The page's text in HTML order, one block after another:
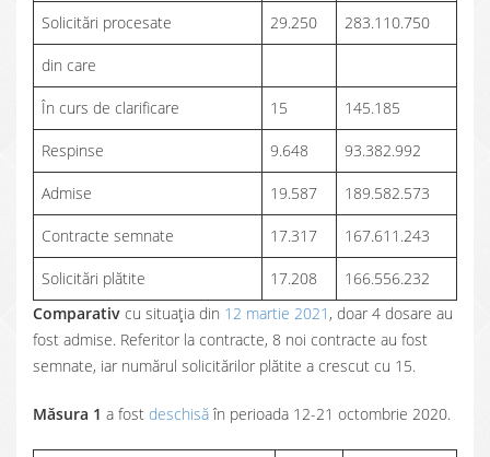
Solicitări procesate 29.250 283.110.750
din care
În curs de clarificare 15 145.185
Respinse 9.648 93.382.992
Admise 19.587 189.582.573
Contracte semnate 17.317 167.611.243
Solicitări plătite 17.208
166.556.232
Comparativ cu situația din 12 martie 2021 , doar 4 dosare au
fost admise. Referitor la contracte, 8 noi contracte au fost
semnate, iar numărul solicitărilor plătite a crescut cu 15.
Măsura 1 a fost deschisăîn perioada 12-21 octombrie 2020.